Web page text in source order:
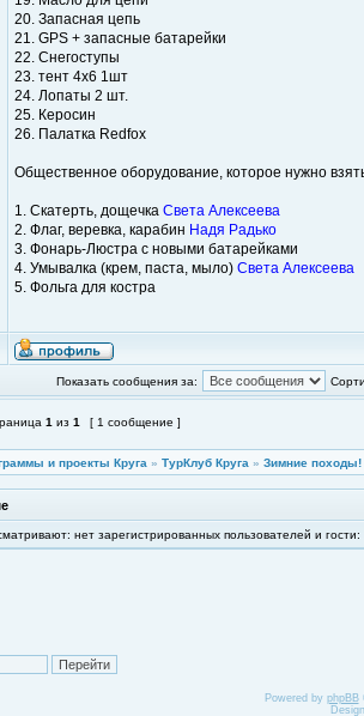
20. Запасная цепь
21. GPS + запасные батарейки
22. Снегоступы
23. тент 4х6 1шт
24. Лопаты 2 шт.
25. Керосин
26. Палатка Redfox
Общественное оборудование, которое нужно
1. Скатерть, дощечка Света Алексеева
2. Флаг, веревка, карабин Надя Радько
3. Фонарь-Люстра с новыми батарейками
4. Умывалка (крем, паста, мыло) Света Алексеева
5. Фольга для костра
Показать сообщения за:
1 из 1 [ 1 сообщение ]
и проекты Круга » ТурКлуб Круга » Зимние походы!
нет зарегистрированных пользователей и гости:
Powered by phpBB